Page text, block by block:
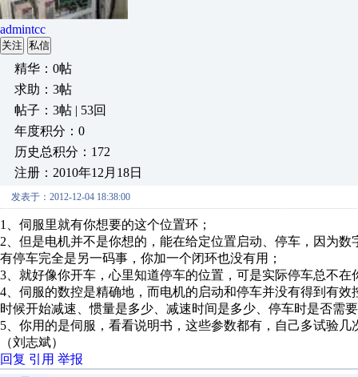
admintcc
关注 私信
精华：0帖
求助：3帖
帖子：3帖 | 53回
年度积分：0
历史总积分：172
注册：2010年12月18日
发表于：2012-12-04 18:38:00
1、伺服里就有你想要的这个位置环；
2、但是电机并不是你想的，能在给定位置启动、停车，因为
有停车完全是另一码事，你加一个闭环也没有用；
3、就好像你开车，心里知道停车的位置，可是实际停车总不在
4、伺服的数控是精确地，而电机的启动和停车并没有得到有
时候开始减速、惯量是多少、减速时间是多少、停车时是否需
5、你用的是伺服，看看说明书，这些参数都有，自己多试验
（刘志斌）
回复 引用 举报